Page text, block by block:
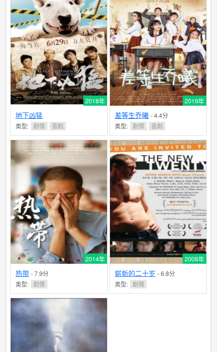
2018年
地下凶猛
类型: 剧情 喜剧
2019年
差等生乔曦 - 4.4分
类型: 剧情 喜剧
2014年
热带 - 7.9分
类型: 剧情
2008年
崭新的二十岁 - 6.8分
类型: 剧情